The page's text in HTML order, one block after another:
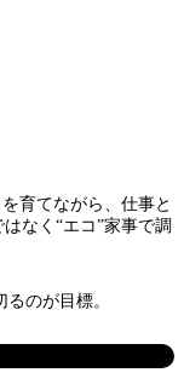
育てながら、仕事と
なく“エコ”家事で調
のが目標。